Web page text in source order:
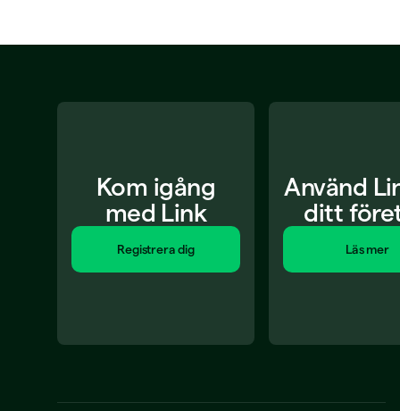
Kom igång
med Link
Registrera dig
Använd
ditt
Läs mer